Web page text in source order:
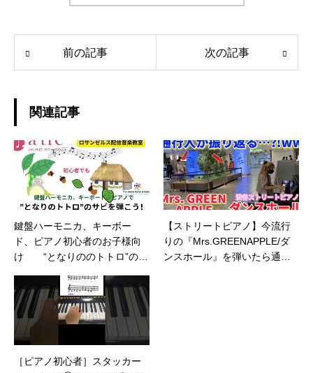
前の記事 次の記事
関連記事
鍵盤ハーモニカ、キーボー
ド、ピアノ初心者のお子様向
け “となりののトトロ”のサ
いに気をつけて弾いてくださ
いね。
【ストリートピアノ】今流行
りの『Mrs.GREENAPPLE/ダ
ンスホール』を弾いたら通行
［ピアノ初心者］スタッカー